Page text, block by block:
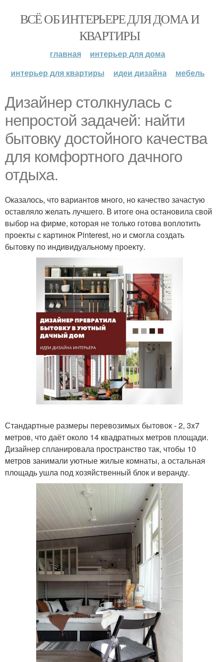
ВСЁ ОБ ИНТЕРЬЕРЕ ДЛЯ ДОМА И
КВАРТИРЫ
главная
интерьер для дома
интерьер для квартиры
идеи дизайна мебель
Дизайнер столкнулась с
непростой задачей: найти
бытовку достойного качества
для комфортного дачного
отдыха.
Оказалось, что вариантов много, но качество зачастую
оставляло желать лучшего. В итоге она остановила свой
выбор на фирме, которая не только готова воплотить
проекты с картинок Pinterest, но и смогла создать
бытовку по индивидуальному проекту.
Стандартные размеры перевозимых бытовок - 2, 3x7
метров, что даёт около 14 квадратных метров площади.
Дизайнер спланировала пространство так, чтобы 10
метров занимали уютные жилые комнаты, а остальная
площадь ушла под хозяйственный блок и веранду.